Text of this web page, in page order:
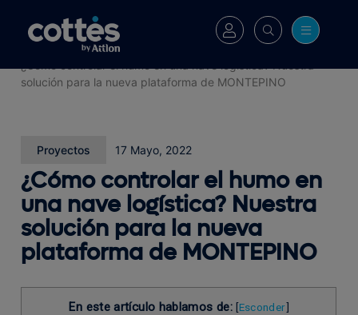
Blog
>
solución para la nueva plataforma de MONTEPINO
Proyectos 17 Mayo, 2022
¿Cómo controlar el humo en
una nave logística? Nuestra
solución para la nueva
plataforma de MONTEPINO
En este artículo hablamos de: [Esconder]